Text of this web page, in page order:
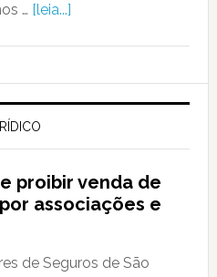
… [leia...]
proibir venda de
associações e
de Seguros de São